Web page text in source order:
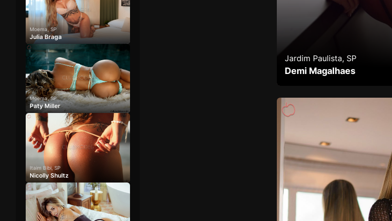
Moema, SP
Julia Braga
Moema, SP
Paty Miller
Itaim Bibi, SP
Nicolly Shultz
Jardim Paulista, SP
Demi Magalhaes